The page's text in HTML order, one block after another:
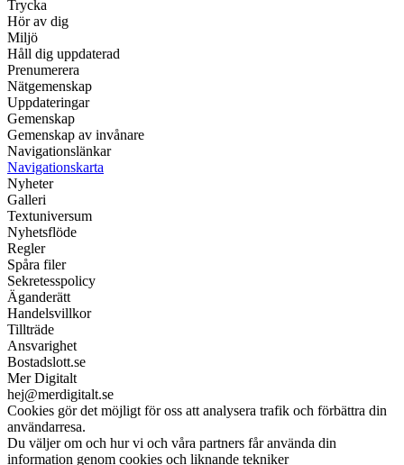
Trycka
Hör av dig
Miljö
Håll dig uppdaterad
Prenumerera
Nätgemenskap
Uppdateringar
Gemenskap
Gemenskap av invånare
Navigationslänkar
Navigationskarta
Nyheter
Galleri
Textuniversum
Nyhetsflöde
Regler
Spåra filer
Sekretesspolicy
Äganderätt
Handelsvillkor
Tillträde
Ansvarighet
Bostadslott.se
Mer Digitalt
hej@merdigitalt.se
Cookies gör det möjligt för oss att analysera trafik och förbättra din
användarresa.
Du väljer om och hur vi och våra partners får använda din
information genom cookies och liknande tekniker